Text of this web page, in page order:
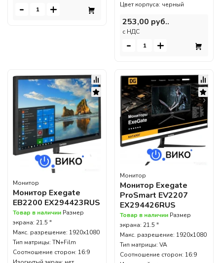
- +
Цвет корпуса: черный
253,00 руб..
c НДС
- +
Монитор
Монитор Exegate
EB2200 EX294423RUS
Товар в наличии Размер
экрана: 21.5 "
Макс. разрешение: 1920x1080
Тип матрицы: TN+Film
Соотношение сторон: 16:9
Монитор
Монитор Exegate
ProSmart EV2207
EX294426RUS
Товар в наличии Размер
экрана: 21.5 "
Макс. разрешение: 1920x1080
Тип матрицы: VA
Соотношение сторон: 16:9